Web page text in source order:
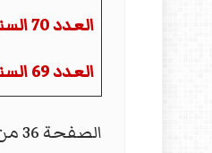
العدد 70 السنة 89 الأحد 21 كانون الثاني 2024
العدد 69 السنة 89 الخميس 18 كانون الثاني 2024
الصفحة 36 من 75